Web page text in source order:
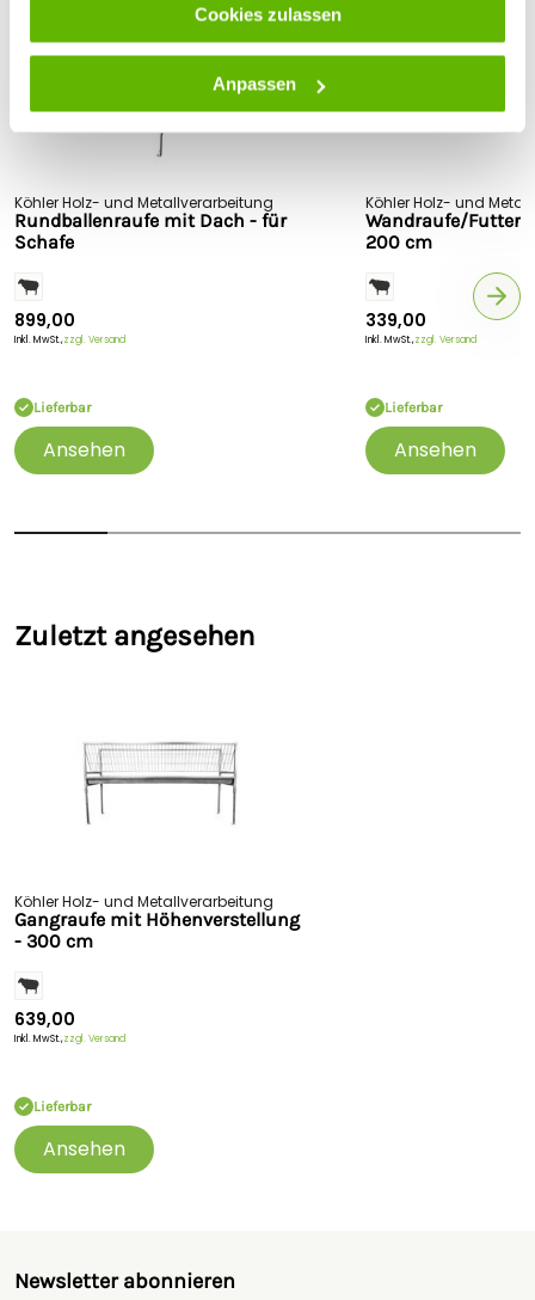
Cookies zulassen
Anpassen
Köhler Holz- und Metallverarbeitung
Rundballenraufe mit Dach - für
Schafe
899,00
Inkl. MwSt.,zzgl. Versand
Lieferbar
Ansehen
Köhler Holz- und
Wandraufe/
200 cm
339,00
Inkl. MwSt.,zzgl. Versand
Lieferbar
Ansehen
Zuletzt angesehen
Köhler Holz- und Metallverarbeitung
Gangraufe mit Höhenverstellung
- 300 cm
639,00
Inkl. MwSt.,zzgl. Versand
Lieferbar
Ansehen
Newsletter abonnieren